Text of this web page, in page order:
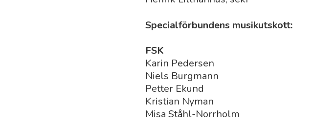
Specialförbundens musikutskott:
FSK
Karin Pedersen
Niels Burgmann
Petter Ekund
Kristian Nyman
Misa Ståhl-Norrholm